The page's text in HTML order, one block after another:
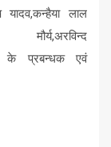
यादव,कन्हैया लाल
मौर्य,अरविन्द
के प्रबन्धक एवं